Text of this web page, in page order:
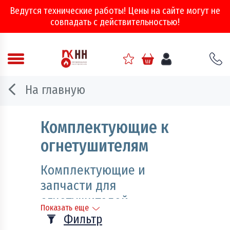
Ведутся технические работы! Цены на сайте могут не
совпадать с действительностью!
Аварийно - спасательное оборудование
Двери, ворота и люки противопожарные
Информационно-справочная литература
Обеспечение эвакуации, знаки безопасности
Огнебиозащитные составы
Огнетушители
На главную
Комплектующие к
огнетушителям
Комплектующие и
запчасти для
огнетушителей
Если Вам необходимо дополнить свой
Показать еще
Фильтр